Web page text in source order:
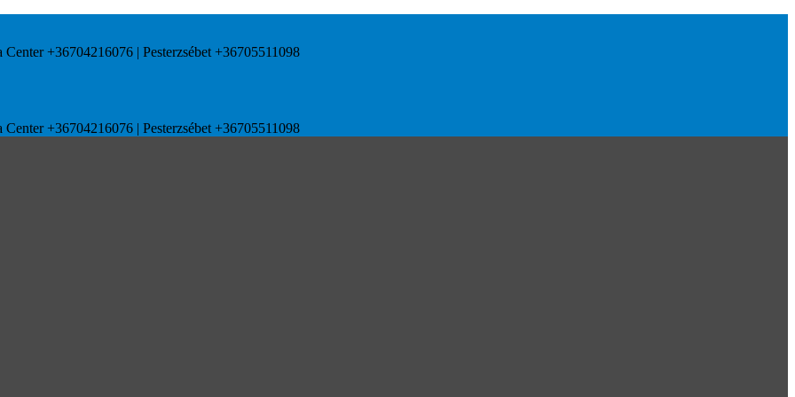
+36704216076 | Pesterzsébet +36705511098
+36704216076 | Pesterzsébet +36705511098